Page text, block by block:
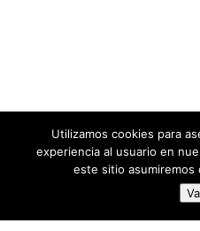
Diseñado por Centro
Utilizamos cookies para
experiencia al usuario en
este sitio asumiremos